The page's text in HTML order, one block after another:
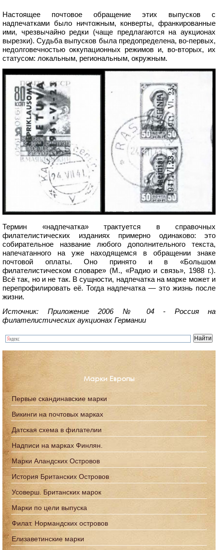
Настоящее почтовое обращение этих выпусков с
надпечатками было ничтожным, конверты, франкированные
ими, чрезвычайно редки (чаще предлагаются на аукционах
вырезки). Судьба выпусков была предопределена, во-первых,
недолговечностью оккупационных режимов и, во-вторых, их
статусом: локальным, региональным, окружным.
Термин «надпечатка» трактуется в справочных
филателистических изданиях примерно одинаково: это
собирательное название любого дополнительного текста,
напечатанного на уже находящемся в обращении знаке
почтовой оплаты. Оно принято и в «Большом
филателистическом словаре» (М., «Радио и связь», 1988 г.).
Всё так, но и не так. В сущности, надпечатка на марке может и
перепрофилировать её. Тогда надпечатка — это жизнь после
жизни.
Источник: Приложение 2006 № 04 - Россия на
филателистических аукционах Германии
Марки Европы
Первые скандинавские марки
Викинги на почтовых марках
Датская схема в филателии
Надписи на марках Финлян.
Марки Аландских Островов
История Британских Островов
Усоверш. Британских марок
Марки по цели выпуска
Филат. Нормандских островов
Елизаветинские марки